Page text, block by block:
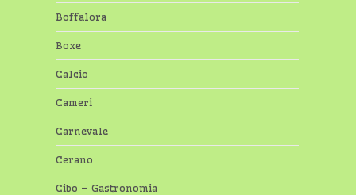
Boffalora
Boxe
Calcio
Cameri
Carnevale
Cerano
Cibo – Gastronomia